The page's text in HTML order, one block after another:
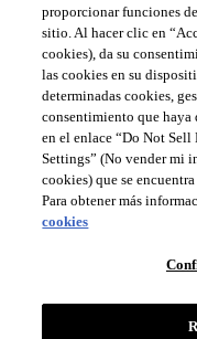
proporcionar funciones
sitio. Al hacer clic en
cookies), da su
las cookies en su
determinadas cookies,
consentimiento que
en el enlace “Do Not
Settings” (No vender mi
cookies) que se
Para obtener más
cookies